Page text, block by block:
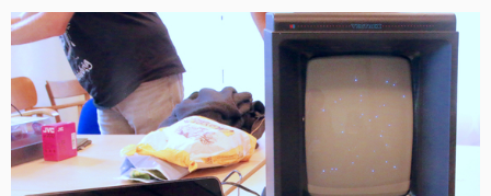
392
0 0